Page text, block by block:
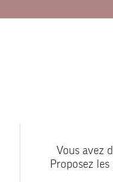
Vous avez
Proposez